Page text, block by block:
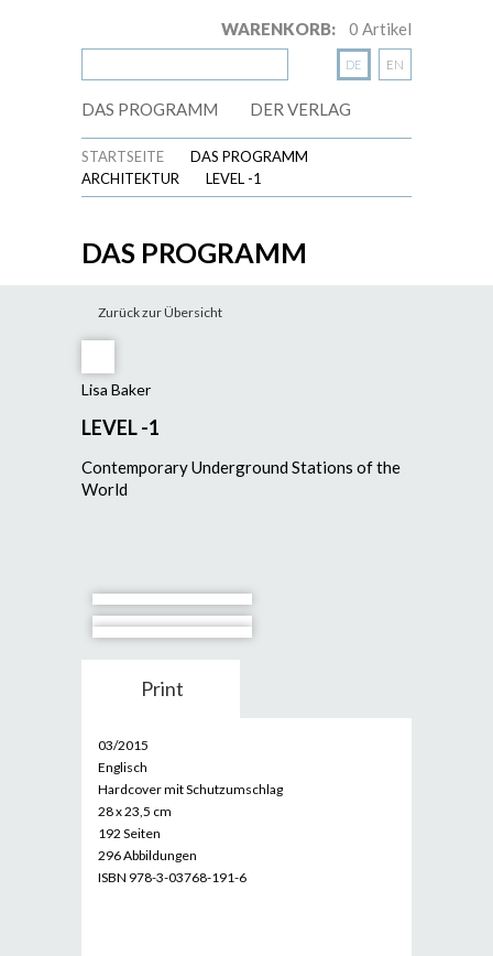
DE EN
DAS PROGRAMM DER VERLAG
WARENKORB: 0 Artikel
STARTSEITE
DAS PROGRAMM
ARCHITEKTUR
LEVEL -1
DAS PROGRAMM
Zurück zur Übersicht
Lisa Baker
LEVEL -1
Contemporary Underground Stations of the
World
Print
03/2015
Englisch
Hardcover mit Schutzumschlag
28 x 23,5 cm
192 Seiten
296 Abbildungen
ISBN 978-3-03768-191-6